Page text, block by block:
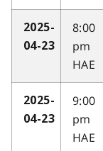
2025-
04-23
8:00
pm
HAE
2025-
04-23
9:00
pm
HAE